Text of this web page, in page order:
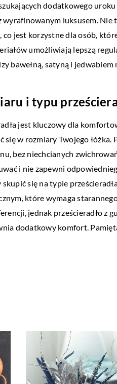
dodatkowego
luksusem. Nie
jest korzystne dla osób,
umożliwiają lepszą
bawełną, satyną i jedwabiem
i typu
jest kluczowy dla
w rozmiary Twojego łóżka.
bez niechcianych
i nie zapewni
się na typie
które wymaga
jednak prześcieradło z
dodatkowy komfort.